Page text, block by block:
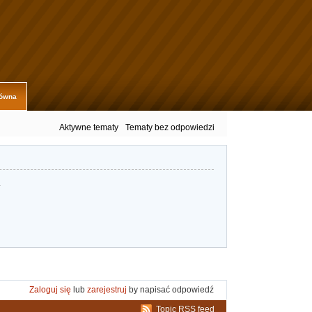
Aktywne tematy Tematy bez odpowiedzi
Zaloguj się lub zarejestruj by napisać odpowiedź
Topic RSS feed